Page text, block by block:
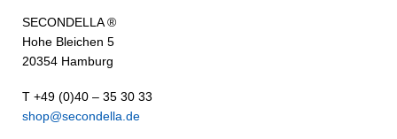
SECONDELLA ®
Hohe Bleichen 5
20354 Hamburg
T +49 (0)40 – 35 30 33
shop@secondella.de